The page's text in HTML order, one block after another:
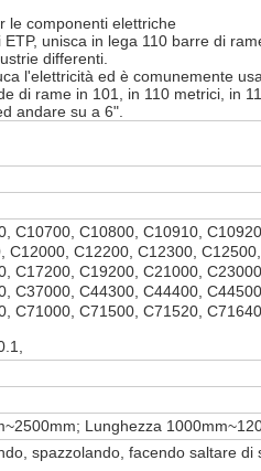
le componenti elettriche
unisca in lega 110 barre di
differenti.
l'elettricità ed è comunemente
di rame in 101, in 110 metrici, in
andare su a 6".
C10700, C10800, C10910,
C12000, C12200, C12300,
C17200, C19200, C21000,
C37000, C44300, C44400,
C71000, C71500, C71520,
Lunghezza
spazzolando, facendo saltare di